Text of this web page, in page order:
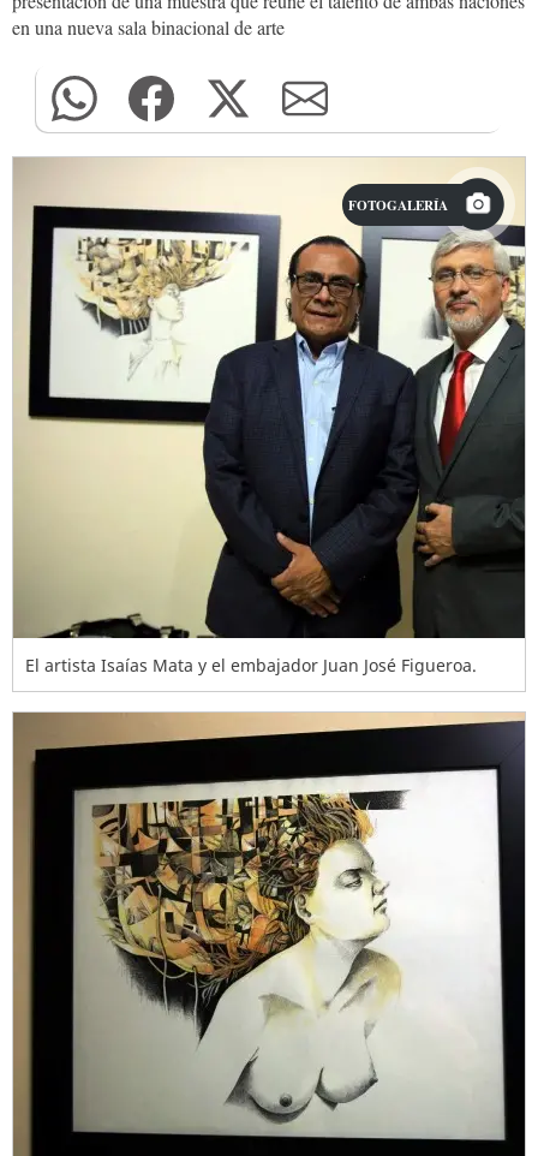
en una nueva sala binacional de arte
FOTOGALERÍA
El artista Isaías Mata y el embajador Juan José Figueroa.